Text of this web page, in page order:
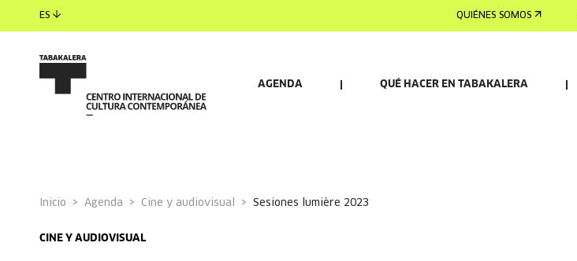
ES QUIÉNES SOMOS
AGENDA QUÉ HACER EN TABAKALERA
Inicio Agenda Cine y audiovisual sesiones lumière 2023
CINE Y AUDIOVISUAL